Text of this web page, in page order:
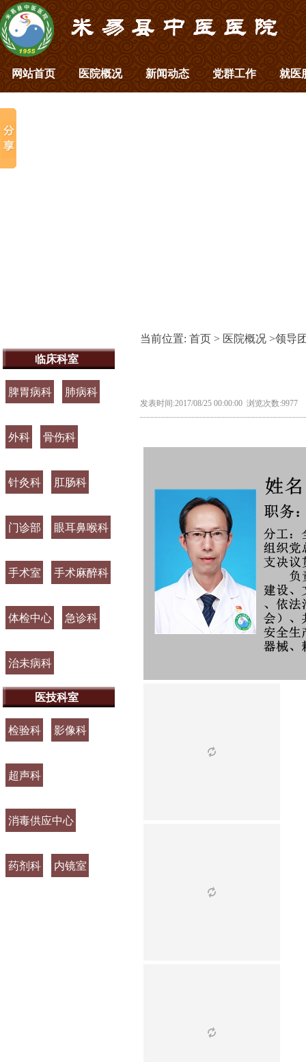
网站首页 医院概况 新闻动态 党群工作 就医
临床科室
脾胃病科 肺病科
外科 骨伤科
针灸科 肛肠科
门诊部 眼耳鼻喉科
手术室 手术麻醉科
体检中心 急诊科
治未病科
医技科室
检验科 影像科
超声科
消毒供应中心
药剂科 内镜室
当前位置: 首页 > 医院概况 >领导
发表时间:2017/08/25 00:00:00 浏览次数:9977